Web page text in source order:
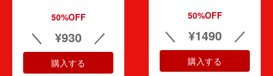
ブバーベル ビジュー 金属
アレルギー対応 ボディピ
カーブドバー urk
50%OFF
＼ ¥930 ／
購入する
カルステンレス 拡張 ラー
ジホール ホールトゥ イヤ
ーロブ メンズ レディース
50%OFF
＼ ¥1490 ／
購入する
レビュー点数:
(件)
購入者さん
投稿日：2026-07-
梱包がしっかりしていてよかったです。添えていただいたA4紙もよ